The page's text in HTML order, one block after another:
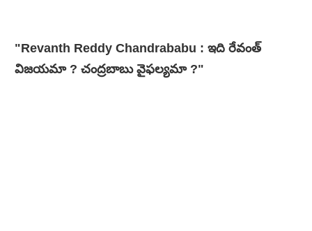
"Revanth Reddy Chandrababu : ఇది రేవంత్
విజయమా ? చంద్రబాబు వైఫల్యమా ?"